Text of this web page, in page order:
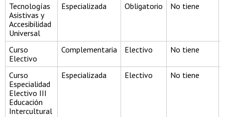
Tecnologías
Asistivas y
Accesibilidad
Universal
Especializada Obligatorio No tiene
Curso
Electivo
Complementaria Electivo No tiene
Curso
Especialidad
Electivo III
Educación
Intercultural
Especializada Electivo No tiene